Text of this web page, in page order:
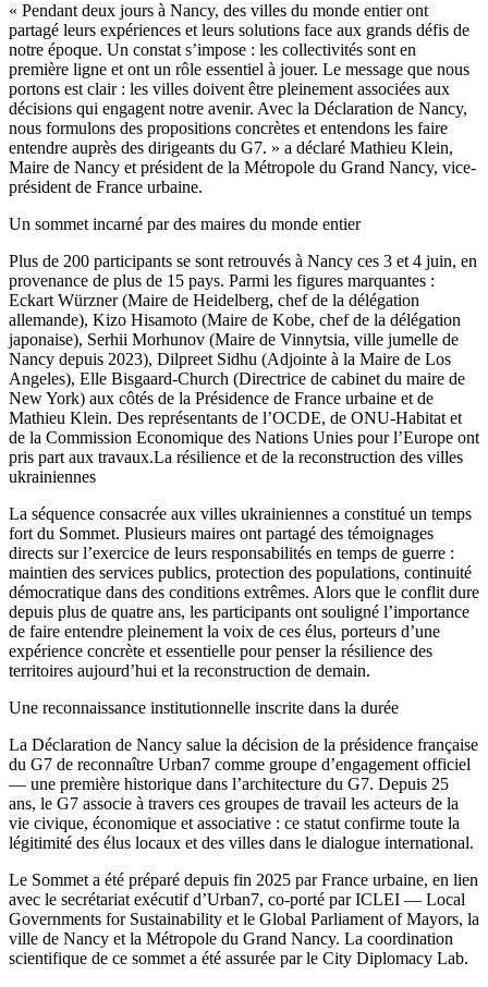
« Pendant deux jours à Nancy, des villes du monde entier ont
partagé leurs expériences et leurs solutions face aux grands défis de
notre époque. Un constat s’impose : les collectivités sont en
première ligne et ont un rôle essentiel à jouer. Le message que nous
portons est clair : les villes doivent être pleinement associées aux
décisions qui engagent notre avenir. Avec la Déclaration de Nancy,
nous formulons des propositions concrètes et entendons les faire
entendre auprès des dirigeants du G7. » a déclaré Mathieu Klein,
Maire de Nancy et président de la Métropole du Grand Nancy, vice-
président de France urbaine.
Un sommet incarné par des maires du monde entier
Plus de 200 participants se sont retrouvés à Nancy ces 3 et 4 juin, en
provenance de plus de 15 pays. Parmi les figures marquantes :
Eckart Würzner (Maire de Heidelberg, chef de la délégation
allemande), Kizo Hisamoto (Maire de Kobe, chef de la délégation
japonaise), Serhii Morhunov (Maire de Vinnytsia, ville jumelle de
Nancy depuis 2023), Dilpreet Sidhu (Adjointe à la Maire de Los
Angeles), Elle Bisgaard-Church (Directrice de cabinet du maire de
New York) aux côtés de la Présidence de France urbaine et de
Mathieu Klein. Des représentants de l’OCDE, de ONU-Habitat et
de la Commission Economique des Nations Unies pour l’Europe ont
pris part aux travaux.La résilience et de la reconstruction des villes
ukrainiennes
La séquence consacrée aux villes ukrainiennes a constitué un temps
fort du Sommet. Plusieurs maires ont partagé des témoignages
directs sur l’exercice de leurs responsabilités en temps de guerre :
maintien des services publics, protection des populations, continuité
démocratique dans des conditions extrêmes. Alors que le conflit dure
depuis plus de quatre ans, les participants ont souligné l’importance
de faire entendre pleinement la voix de ces élus, porteurs d’une
expérience concrète et essentielle pour penser la résilience des
territoires aujourd’hui et la reconstruction de demain.
Une reconnaissance institutionnelle inscrite dans la durée
La Déclaration de Nancy salue la décision de la présidence française
du G7 de reconnaître Urban7 comme groupe d’engagement officiel
— une première historique dans l’architecture du G7. Depuis 25
ans, le G7 associe à travers ces groupes de travail les acteurs de la
vie civique, économique et associative : ce statut confirme toute la
légitimité des élus locaux et des villes dans le dialogue international.
Le Sommet a été préparé depuis fin 2025 par France urbaine, en lien
avec le secrétariat exécutif d’Urban7, co-porté par ICLEI — Local
Governments for Sustainability et le Global Parliament of Mayors, la
ville de Nancy et la Métropole du Grand Nancy. La coordination
scientifique de ce sommet a été assurée par le City Diplomacy Lab.